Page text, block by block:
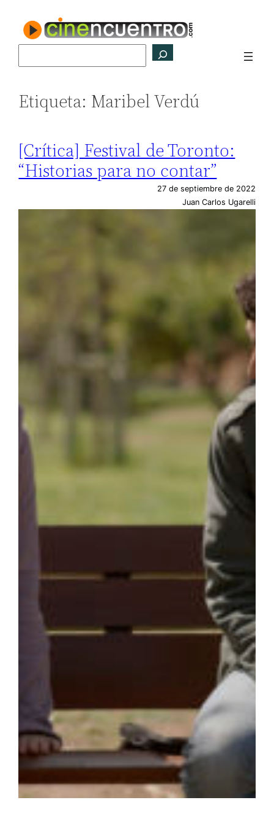
contenido
Etiqueta: Maribel Verdú
[Crítica] Festival de Toronto:
“Historias para no contar”
27 de septiembre de 2022
Juan Carlos Ugarelli